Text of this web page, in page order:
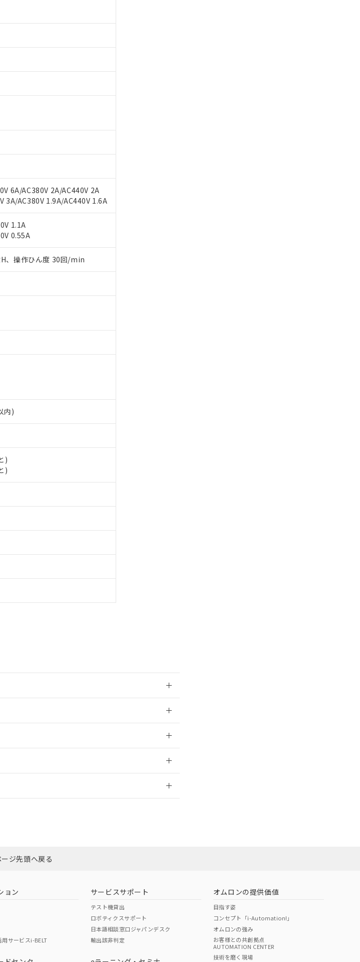
6A/AC380V 2A/AC440V 2A
3A/AC380V 1.9A/AC440V 1.6A
1.1A
0.55A
、操作ひん度 30回/min
内)
)
)
ください。
ビスの対象外となる商品もあることをご了承ください。
ている更新日時点での社内データに基づき作成されるも
よび標準価格とは異なる場合があることをご了承くださ
取引先、またはお客様担当のオムロン制御機器販売店・
承諾なく第三者に漏洩または開示しないようお願いしま
をご利用いただくには、I-Webメンバーズにご登録され
れた部品リストについて、当社および当社の共同利用者
の取引・商談に必要な範囲で利用することをご了承くだ
に対応した製品が提供可能な商品です。
に非対応の商品で、対応品を出す予定はありません。
の対応状況を調査中または確認中の商品です。
のが、含有品と判明した場合などやむを得ず変更すること
(Cd) 100ppm以下、
1000ppm以下、ポリ臭化ジフェニルエーテル類(PBDE) 1000ppm以下、
以下、フタル酸ブチルベンジル（BBP） 1000ppm以下、フタル酸ジブチ
以下
外項目は除く。
使用がないことを確認しています。
後することがあります。
きます。
、過去に遡って非含有を証明するものではありません。
ました。
ことから、特段のことがない限り、2022年1月12日よ
値以下であることを示します。
値を超えていることを示します。
せください。
: 1000ppm、 PBDEs(ポリ臭化ジフェニルエーテル類) : 1000ppm、
下であることを示します。
せください。
日本国政府の輸出許可(または役務取引許可)を取得する
砕するなど、違法に輸出されないよう必要な手段を講じ
兵器、生物兵器またはその他武器並びにこれらの製造装
係者が違法に輸出するおそれがある場合は、取り引きをい
お客様のお取引先、またはお客様担当のオムロン制御
い)
公開していない機種
ージ先頭へ戻る
ョン
サービスi-BELT
サービスサポート
テスト機貸出
ロボティクスサポート
日本語相談窓口ジャパンデスク
輸出該非判定
オムロンの提供価値
目指す姿
コンセプト「i-Automation!」
オムロンの強み
お客様との共創拠点
AUTOMATION CENTER
技術を磨く現場